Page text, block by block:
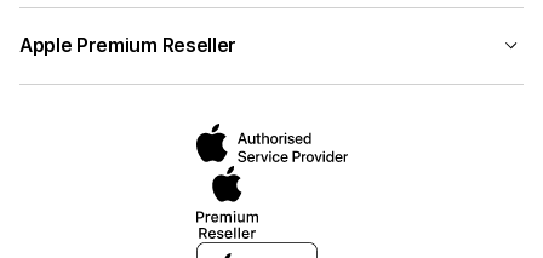
Apple Premium Reseller